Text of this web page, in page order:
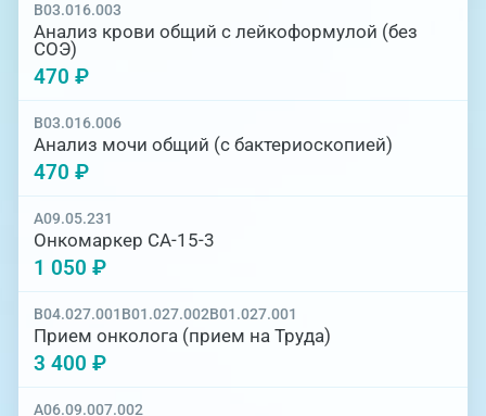
B03.016.003
Анализ крови общий с лейкоформулой (без
СОЭ)
470 ₽
B03.016.006
Анализ мочи общий (с бактериоскопией)
470 ₽
A09.05.231
Онкомаркер СА-15-3
1 050 ₽
B04.027.001B01.027.002B01.027.001
Прием онколога (прием на Труда)
3 400 ₽
A06.09.007.002